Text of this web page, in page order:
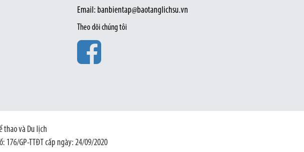
Email: banbientap@baotanglichsu.vn
Theo dõi chúng tôi
thao và Du lịch
176/GP-TTĐT cấp ngày: 24/09/2020